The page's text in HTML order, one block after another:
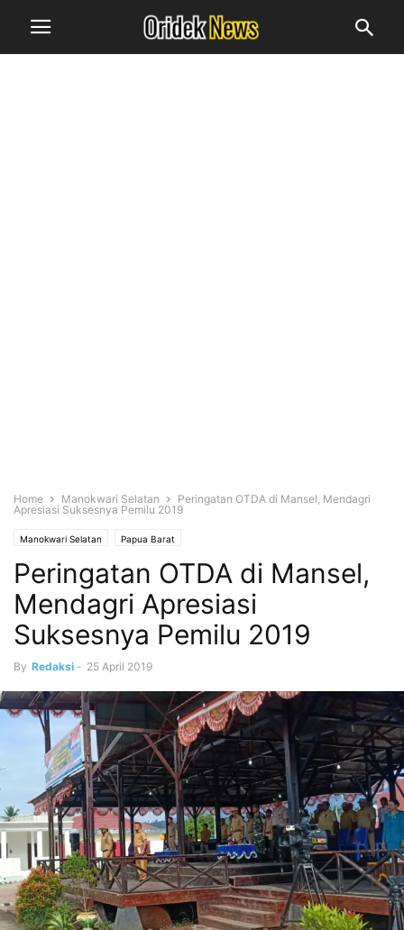
Home Manokwari Selatan
Peringatan OTDA di Mansel, Mendagri
Apresiasi Suksesnya Pemilu 2019
Manokwari Selatan Papua Barat
Peringatan OTDA di Mansel,
Mendagri Apresiasi
Suksesnya Pemilu 2019
By Redaksi - 25 April 2019